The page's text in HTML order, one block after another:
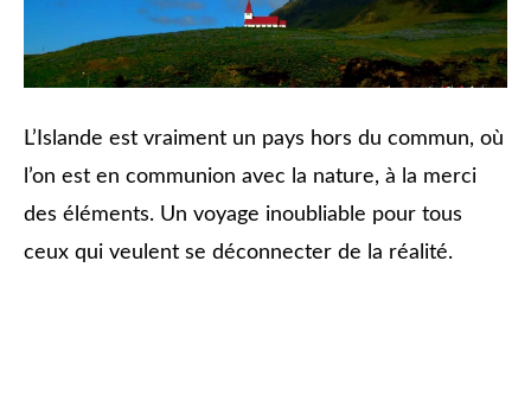
L’Islande est vraiment un pays hors du commun, où
l’on est en communion avec la nature, à la merci
des éléments. Un voyage inoubliable pour tous
ceux qui veulent se déconnecter de la réalité.